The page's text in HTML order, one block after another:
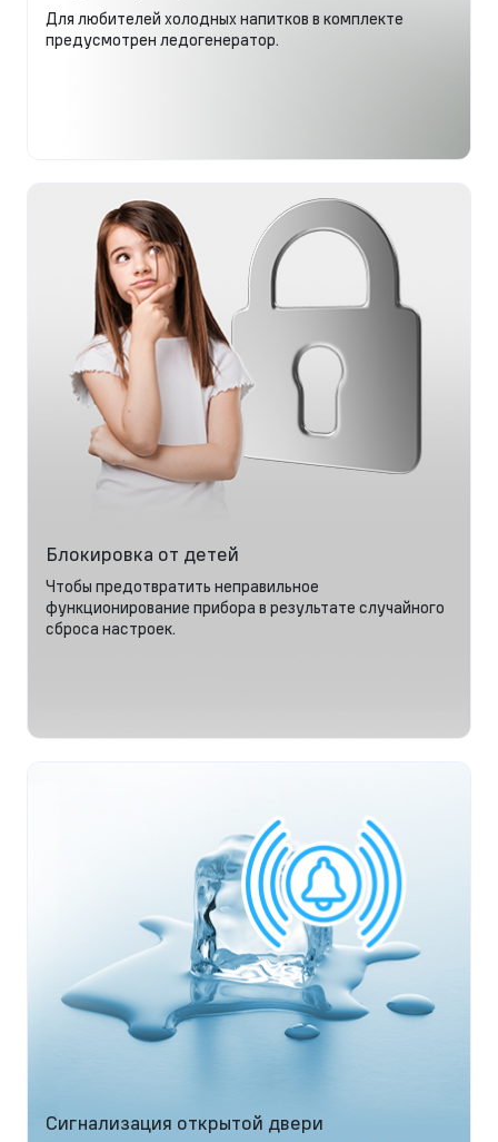
Для любителей холодных напитков в комплекте
предусмотрен ледогенератор.
Блокировка от детей
Чтобы предотвратить неправильное
функционирование прибора в результате случайного
сброса настроек.
Сигнализация открытой двери